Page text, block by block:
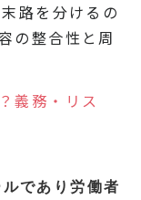
路を分けるの
の整合性と周
義務・リス
であり労働者